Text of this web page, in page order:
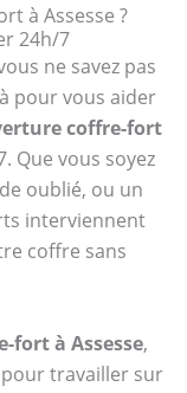
à Assesse ?
24h/7
ne savez pas
pour vous aider
coffre-fort
Que vous soyez
oublié, ou un
interviennent
coffre sans
fort à Assesse,
pour travailler sur